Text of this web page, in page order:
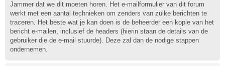
Jammer dat we dit moeten horen. Het e-mailformulier van dit forum
werkt met een aantal technieken om zenders van zulke berichten te
traceren. Het beste wat je kan doen is de beheerder een kopie van het
bericht e-mailen, inclusief de headers (hierin staan de details van de
gebruiker die de e-mail stuurde). Deze zal dan de nodige stappen
ondernemen.